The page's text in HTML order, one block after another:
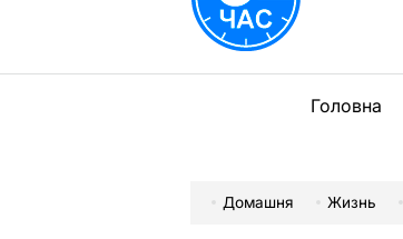
Головна
Домашня Жизнь